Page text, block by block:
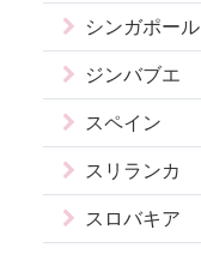
シンガポール
ジンバブエ
スペイン
スリランカ
スロバキア